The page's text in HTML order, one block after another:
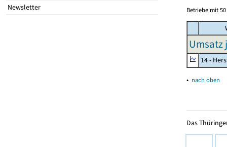
Newsletter
Betriebe mit
Umsatz
14 -
▴ nach oben
Das